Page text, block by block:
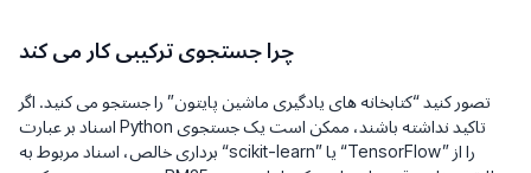
چرا جستجوی ترکیبی کار می کند
تصور کنید “کتابخانه های یادگیری ماشین پایتون” را جستجو می کنید. اگر
اسناد بر عبارت Python تاکید نداشته باشند، ممکن است یک جستجوی
برداری خالص، اسناد مربوط به “scikit-learn” یا “TensorFlow” را از